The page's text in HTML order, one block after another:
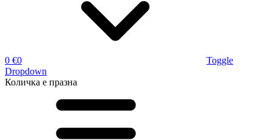
0 €0
Toggle
Dropdown
Количка е празна